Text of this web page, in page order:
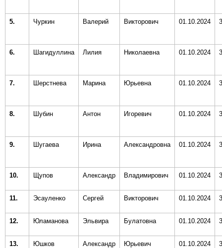
5. Чуркин Валерий Викторович 01.10.2024
6. Шагидуллина Лилия Николаевна 01.10.2024
7. Шерстнева Марина Юрьевна 01.10.2024
8. Шубин Антон Игоревич 01.10.2024
9. Шугаева Ирина Александровна 01.10.2024
10. Щупов Александр Владимирович 01.10.2024
11. Эсауленко Сергей Викторович 01.10.2024
12. Юламанова Эльвира Булатовна 01.10.2024
13. Юшков Александр Юрьевич 01.10.2024